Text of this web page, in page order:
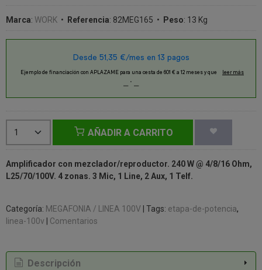
Marca: WORK • Referencia: 82MEG165 • Peso: 13 Kg
AÑADIR A CARRITO
Amplificador con mezclador/reproductor. 240 W @ 4/8/16 Ohm,
L25/70/100V. 4 zonas. 3 Mic, 1 Line, 2 Aux, 1 Telf.
Categoría: MEGAFONIA / LINEA 100V Tags: etapa-de-potencia
linea-100v
Comentarios
Descripción